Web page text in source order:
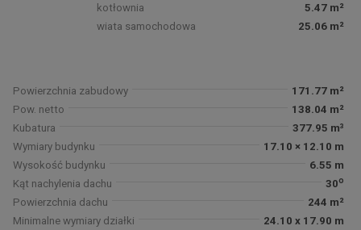
kotłownia
5.47 m²
wiata samochodowa
25.06 m²
Powierzchnia zabudowy
171.77 m²
Pow. netto
138.04 m²
Kubatura
377.95 m³
Wymiary budynku
17.10 × 12.10 m
Wysokość budynku
6.55 m
Kąt nachylenia dachu
30o
Powierzchnia dachu
244 m²
Minimalne wymiary działki
24.10 x 17.90 m